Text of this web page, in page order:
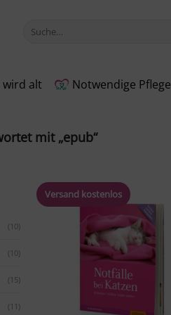
Suche
wird alt Notwendige Pflege
mit „epub“
(10)
(10)
(15)
(11)
Versand kostenlos